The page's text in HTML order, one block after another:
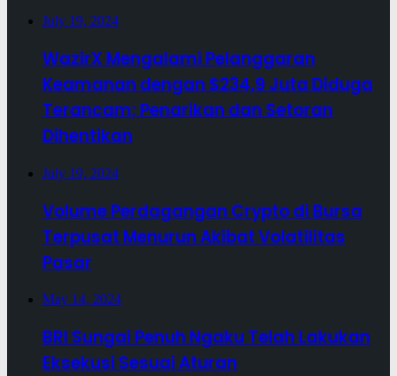
July 19, 2024
WazirX Mengalami Pelanggaran
Keamanan dengan $234,9 Juta Diduga
Terancam; Penarikan dan Setoran
Dihentikan
July 19, 2024
Volume Perdagangan Crypto di Bursa
Terpusat Menurun Akibat Volatilitas
Pasar
May 14, 2024
BRI Sungai Penuh Ngaku Telah Lakukan
Eksekusi Sesuai Aturan